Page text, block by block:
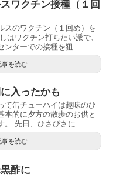
ワクチン接種（１回
スのワクチン（１回め）を
はワクチン打ちたい派で、
ンターでの接種を狙...
事を読む
入ったかも
て缶チューハイは趣味のひ
本的に夕方の散歩のお供と
。 先日、ひさびさに...
事を読む
酢に